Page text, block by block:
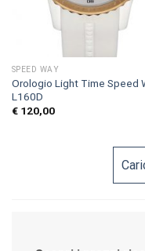
SPEED WAY
Orologio Light Time Speed
L160D
€120,00